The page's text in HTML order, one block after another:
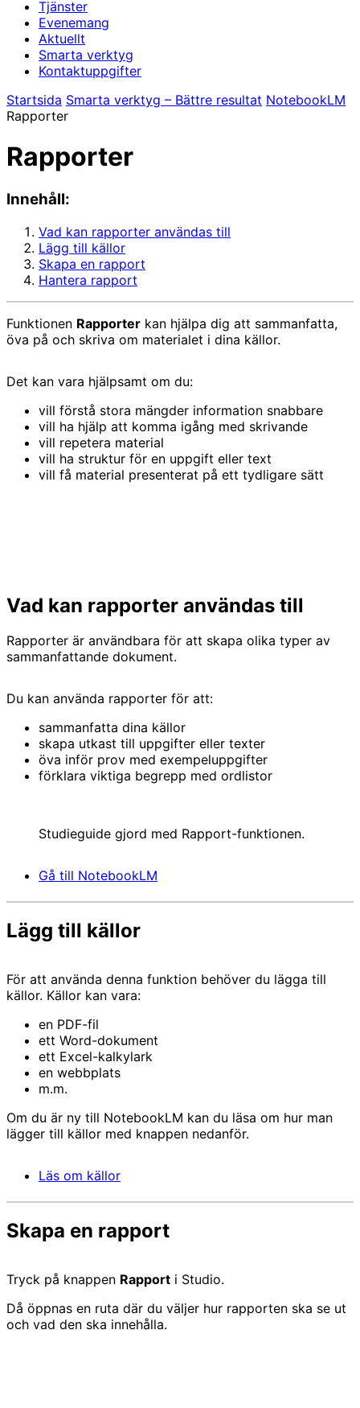
Tjänster
Evenemang
Aktuellt
Smarta verktyg
Kontaktuppgifter
Startsida Smarta verktyg – Bättre resultat NotebookLM
Rapporter
Rapporter
Innehåll:
Vad kan rapporter användas till
Lägg till källor
Skapa en rapport
Hantera rapport
Funktionen Rapporter kan hjälpa dig att sammanfatta,
öva på och skriva om materialet i dina källor.
Det kan vara hjälpsamt om du:
vill förstå stora mängder information snabbare
vill ha hjälp att komma igång med skrivande
vill repetera material
vill ha struktur för en uppgift eller text
vill få material presenterat på ett tydligare sätt
Vad kan rapporter användas till
Rapporter är användbara för att skapa olika typer av
sammanfattande dokument.
Du kan använda rapporter för att:
sammanfatta dina källor
skapa utkast till uppgifter eller texter
öva inför prov med exempeluppgifter
förklara viktiga begrepp med ordlistor
Studieguide gjord med Rapport-funktionen.
Gå till NotebookLM
Lägg till källor
För att använda denna funktion behöver du lägga till
källor. Källor kan vara:
en PDF-fil
ett Word-dokument
ett Excel-kalkylark
en webbplats
m.m.
Om du är ny till NotebookLM kan du läsa om hur man
lägger till källor med knappen nedanför.
Läs om källor
Skapa en rapport
Tryck på knappen Rapport i Studio.
Då öppnas en ruta där du väljer hur rapporten ska se ut
och vad den ska innehålla.